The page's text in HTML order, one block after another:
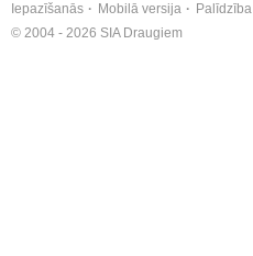
Iepazīšanās Mobilā versija Palīdzība
© 2004 - 2026 SIA Draugiem